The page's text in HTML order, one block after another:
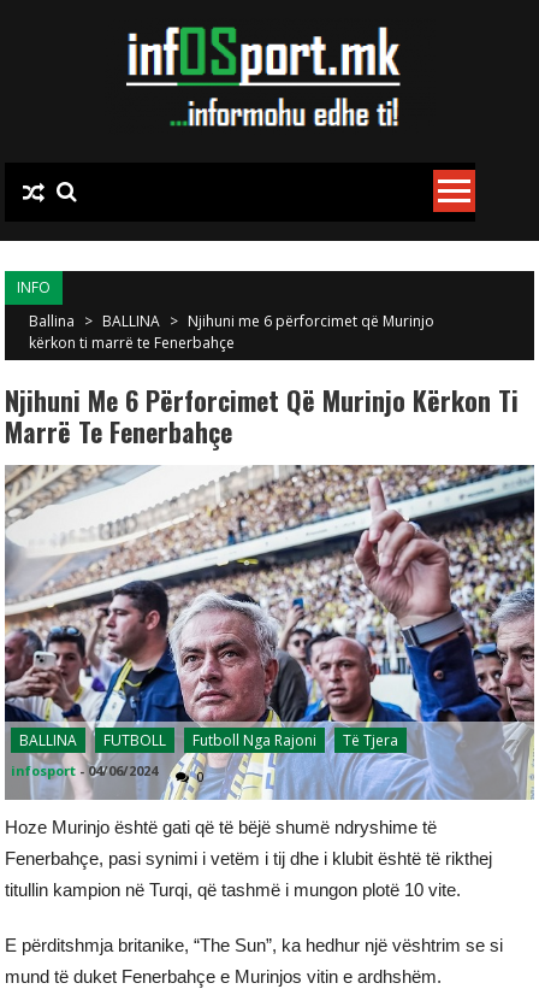
INFO
Ballina > BALLINA > Njihuni me 6 përforcimet që Murinjo
kërkon ti marrë te Fenerbahçe
Njihuni Me 6 Përforcimet Që Murinjo Kërkon Ti
Marrë Te Fenerbahçe
BALLINA FUTBOLL Futboll Nga Rajoni Të Tjera
infosport -04/06/2024 0
Hoze Murinjo është gati që të bëjë shumë ndryshime të
Fenerbahçe, pasi synimi i vetëm i tij dhe i klubit është të rikthej
titullin kampion në Turqi, që tashmë i mungon plotë 10 vite.
E përditshmja britanike, “The Sun”, ka hedhur një vështrim se si
mund të duket Fenerbahçe e Murinjos vitin e ardhshëm.